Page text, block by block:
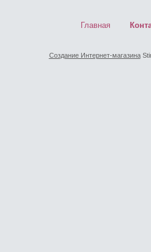
Главная
Создание Интернет-магазина